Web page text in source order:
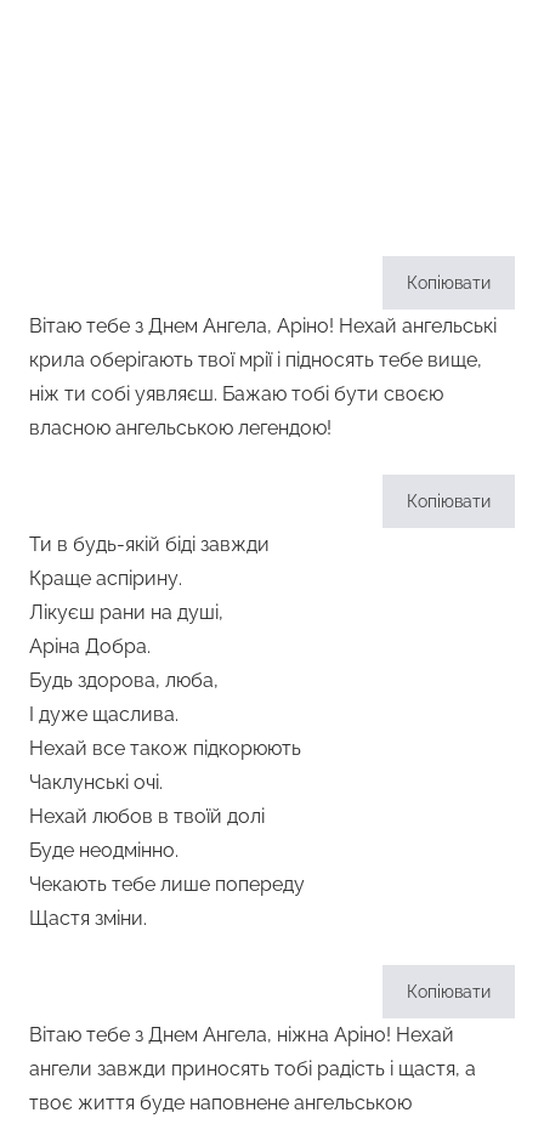
Копіювати
Вітаю тебе з Днем Ангела, Аріно! Нехай ангельські
крила оберігають твої мрії і підносять тебе вище,
ніж ти собі уявляєш. Бажаю тобі бути своєю
власною ангельською легендою!
Копіювати
Ти в будь-якій біді завжди
Краще аспірину.
Лікуєш рани на душі,
Аріна Добра.
Будь здорова, люба,
І дуже щаслива.
Нехай все також підкорюють
Чаклунські очі.
Нехай любов в твоїй долі
Буде неодмінно.
Чекають тебе лише попереду
Щастя зміни.
Копіювати
Вітаю тебе з Днем Ангела, ніжна Аріно! Нехай
ангели завжди приносять тобі радість і щастя, а
твоє життя буде наповнене ангельською